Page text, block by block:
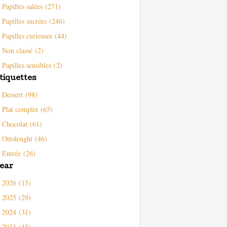
Papilles salées (271)
Papilles sucrées (246)
Papilles curieuses (44)
Non classé (2)
Papilles sensibles (2)
Dessert (98)
Plat complet (65)
Chocolat (61)
Ottolenghi (46)
Entrée (26)
2026 (15)
2025 (29)
2024 (31)